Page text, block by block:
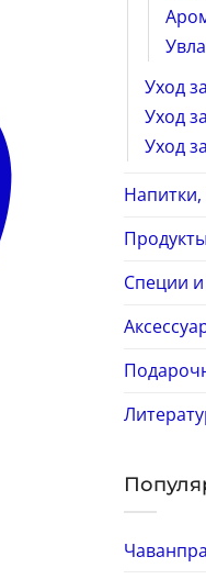
Уход
Уход
Уход
Специи